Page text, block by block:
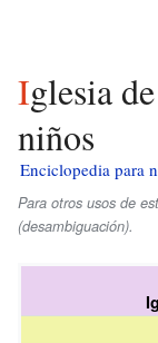
Iglesia de la Visitación para
niños
Enciclopedia para
Para otros usos de
(desambiguación).